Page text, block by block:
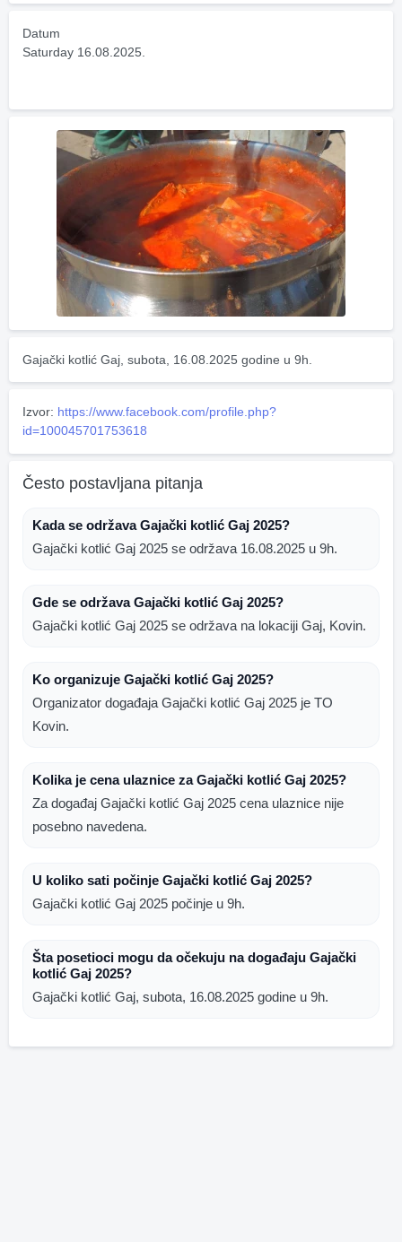
Datum
Saturday 16.08.2025.
Gajački kotlić Gaj, subota, 16.08.2025 godine u 9h.
Izvor: https://www.facebook.com/profile.php?
id=100045701753618
Često postavljana pitanja
Kada se održava Gajački kotlić Gaj 2025?
Gajački kotlić Gaj 2025 se održava 16.08.2025 u 9h.
Gde se održava Gajački kotlić Gaj 2025?
Gajački kotlić Gaj 2025 se održava na lokaciji Gaj, Kovin.
Ko organizuje Gajački kotlić Gaj 2025?
Organizator događaja Gajački kotlić Gaj 2025 je TO
Kovin.
Kolika je cena ulaznice za Gajački kotlić Gaj 2025?
Za događaj Gajački kotlić Gaj 2025 cena ulaznice nije
posebno navedena.
U koliko sati počinje Gajački kotlić Gaj 2025?
Gajački kotlić Gaj 2025 počinje u 9h.
Šta posetioci mogu da očekuju na događaju Gajački
kotlić Gaj 2025?
Gajački kotlić Gaj, subota, 16.08.2025 godine u 9h.